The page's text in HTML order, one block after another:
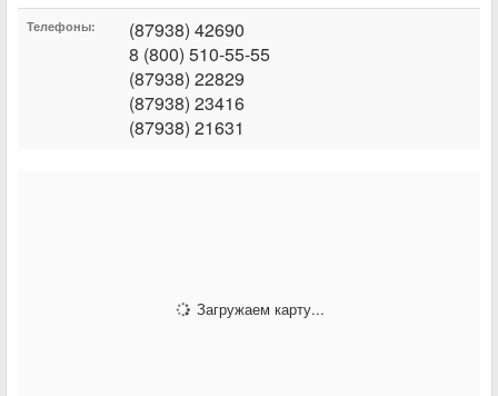
Телефоны:
(87938) 42690
8 (800) 510-55-55
(87938) 22829
(87938) 23416
(87938) 21631
Загружаем карту...